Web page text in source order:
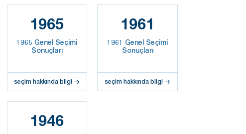
1965
1965 Genel Seçimi
Sonuçları
seçim hakkında bilgi
1961
1961 Genel Seçimi
Sonuçları
seçim hakkında bilgi
1946